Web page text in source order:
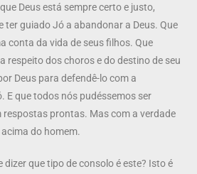
Deus está sempre certo e justo,
ter guiado Jó a abandonar a Deus. Que
conta da vida de seus filhos. Que
respeito dos choros e do destino de seu
Deus para defendê-lo com a
E que todos nós pudéssemos ser
respostas prontas. Mas com a verdade
do homem.
dizer que tipo de consolo é este? Isto é